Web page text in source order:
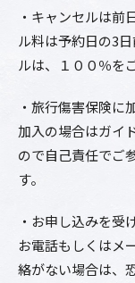
・キャンセルは前
ル料は予約日の3
ルは、１００％を
・旅行傷害保険に
加入の場合はガイ
ので自己責任でご
す。
・お申し込みを受
お電話もしくはメ
絡がない場合は、